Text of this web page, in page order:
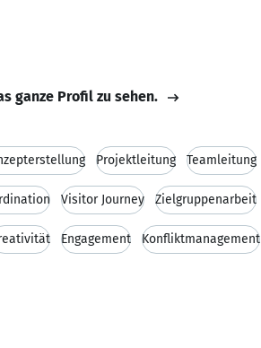
ganze Profil zu sehen.
Projektleitung Teamleitung
Visitor Journey Zielgruppenarbeit
Engagement Konfliktmanagement